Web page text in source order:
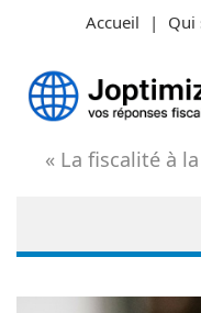
Accueil | Qui
« La fiscalité à